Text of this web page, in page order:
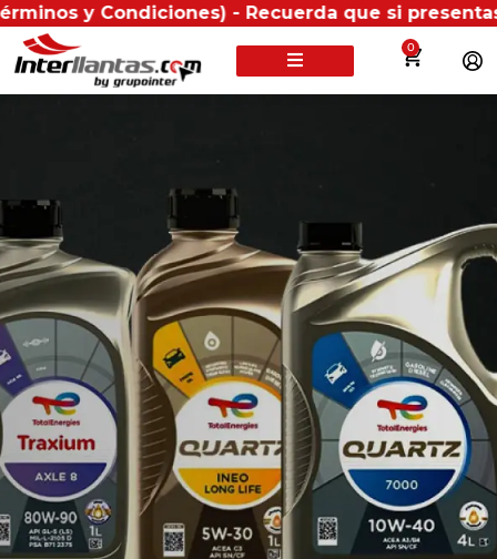
y Condiciones) - Recuerda que si presentas
0